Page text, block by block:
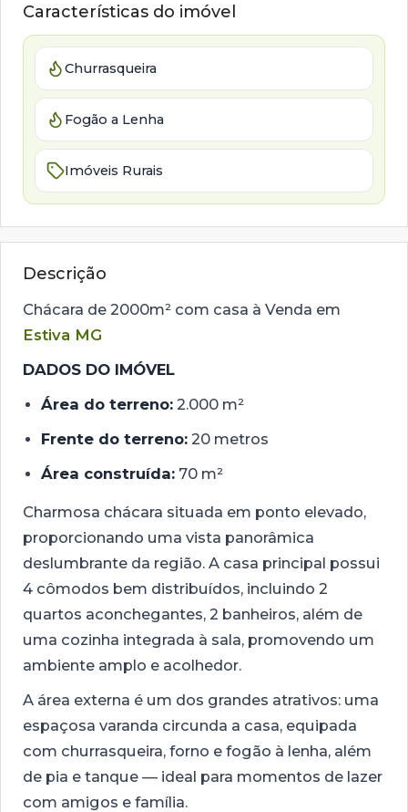
Características do imóvel
Churrasqueira
Fogão a Lenha
Imóveis Rurais
Descrição
Chácara de 2000m² com casa à Venda em
Estiva MG
DADOS DO IMÓVEL
Área do terreno: 2.000 m²
Frente do terreno: 20 metros
Área construída: 70 m²
Charmosa chácara situada em ponto elevado,
proporcionando uma vista panorâmica
deslumbrante da região. A casa principal possui
4 cômodos bem distribuídos, incluindo 2
quartos aconchegantes, 2 banheiros, além de
uma cozinha integrada à sala, promovendo um
ambiente amplo e acolhedor.
A área externa é um dos grandes atrativos: uma
espaçosa varanda circunda a casa, equipada
com churrasqueira, forno e fogão à lenha, além
de pia e tanque — ideal para momentos de lazer
com amigos e família.